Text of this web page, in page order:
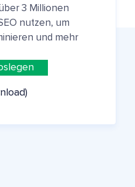
3 Millionen
nutzen, um
und mehr